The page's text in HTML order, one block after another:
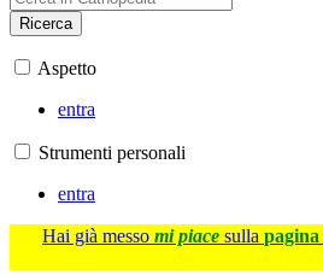
Ricerca
Aspetto
entra
Strumenti personali
entra
Hai già messo mi piace sulla pagina